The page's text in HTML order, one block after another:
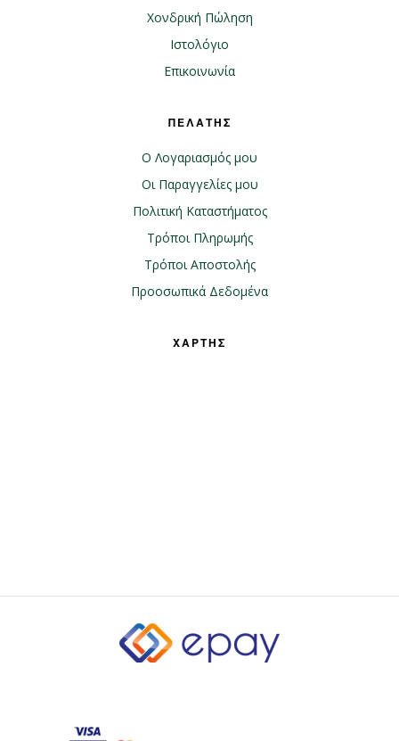
Χονδρική Πώληση
Ιστολόγιο
Επικοινωνία
ΠΕΛΑΤΗΣ
Ο Λογαριασμός μου
Οι Παραγγελίες μου
Πολιτική Καταστήματος
Τρόποι Πληρωμής
Τρόποι Αποστολής
Προοσωπικά Δεδομένα
ΧΑΡΤΗΣ